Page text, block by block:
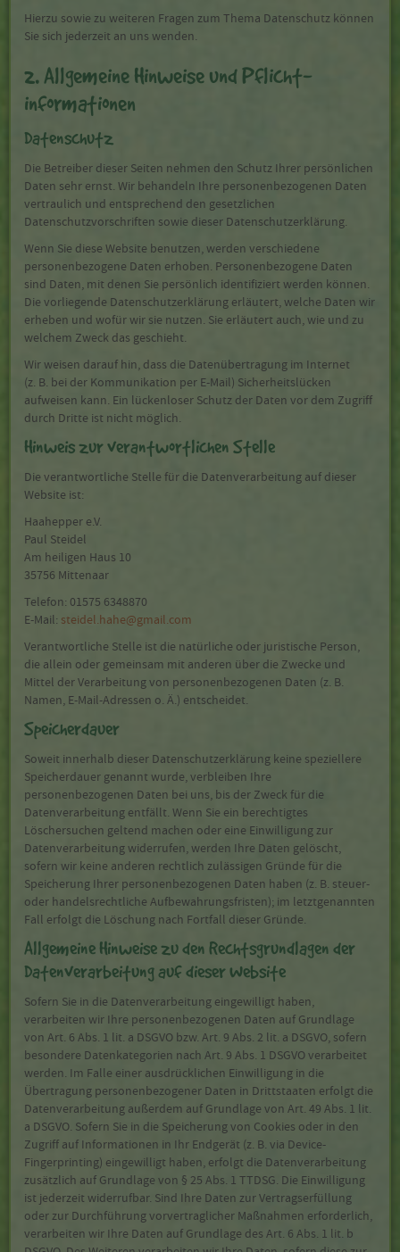
Hierzu sowie zu weiteren Fragen zum Thema Datenschutz können
Sie sich jederzeit an uns wenden.
2. Allgemeine Hinweise und Pflicht­
informationen
Datenschutz
Die Betreiber dieser Seiten nehmen den Schutz Ihrer persönlichen
Daten sehr ernst. Wir behandeln Ihre personenbezogenen Daten
vertraulich und entsprechend den gesetzlichen
Datenschutzvorschriften sowie dieser Datenschutzerklärung.
Wenn Sie diese Website benutzen, werden verschiedene
personenbezogene Daten erhoben. Personenbezogene Daten
sind Daten, mit denen Sie persönlich identifiziert werden können.
Die vorliegende Datenschutzerklärung erläutert, welche Daten wir
erheben und wofür wir sie nutzen. Sie erläutert auch, wie und zu
welchem Zweck das geschieht.
Wir weisen darauf hin, dass die Datenübertragung im Internet
(z. B. bei der Kommunikation per E-Mail) Sicherheitslücken
aufweisen kann. Ein lückenloser Schutz der Daten vor dem Zugriff
durch Dritte ist nicht möglich.
Hinweis zur verantwortlichen Stelle
Die verantwortliche Stelle für die Datenverarbeitung auf dieser
Website ist:
Haahepper e.V.
Paul Steidel
Am heiligen Haus 10
35756 Mittenaar
Telefon: 01575 6348870
E-Mail: steidel.hahe@gmail.com
Verantwortliche Stelle ist die natürliche oder juristische Person,
die allein oder gemeinsam mit anderen über die Zwecke und
Mittel der Verarbeitung von personenbezogenen Daten (z. B.
Namen, E-Mail-Adressen o. Ä.) entscheidet.
Speicherdauer
Soweit innerhalb dieser Datenschutzerklärung keine speziellere
Speicherdauer genannt wurde, verbleiben Ihre
personenbezogenen Daten bei uns, bis der Zweck für die
Datenverarbeitung entfällt. Wenn Sie ein berechtigtes
Löschersuchen geltend machen oder eine Einwilligung zur
Datenverarbeitung widerrufen, werden Ihre Daten gelöscht,
sofern wir keine anderen rechtlich zulässigen Gründe für die
Speicherung Ihrer personenbezogenen Daten haben (z. B. steuer-
oder handelsrechtliche Aufbewahrungsfristen); im letztgenannten
Fall erfolgt die Löschung nach Fortfall dieser Gründe.
Allgemeine Hinweise zu den Rechtsgrundlagen der
Datenverarbeitung auf dieser Website
Sofern Sie in die Datenverarbeitung eingewilligt haben,
verarbeiten wir Ihre personenbezogenen Daten auf Grundlage
von Art. 6 Abs. 1 lit. a DSGVO bzw. Art. 9 Abs. 2 lit. a DSGVO, sofern
besondere Datenkategorien nach Art. 9 Abs. 1 DSGVO verarbeitet
werden. Im Falle einer ausdrücklichen Einwilligung in die
Übertragung personenbezogener Daten in Drittstaaten erfolgt die
Datenverarbeitung außerdem auf Grundlage von Art. 49 Abs. 1 lit.
a DSGVO. Sofern Sie in die Speicherung von Cookies oder in den
Zugriff auf Informationen in Ihr Endgerät (z. B. via Device-
Fingerprinting) eingewilligt haben, erfolgt die Datenverarbeitung
zusätzlich auf Grundlage von § 25 Abs. 1 TTDSG. Die Einwilligung
ist jederzeit widerrufbar. Sind Ihre Daten zur Vertragserfüllung
oder zur Durchführung vorvertraglicher Maßnahmen erforderlich,
verarbeiten wir Ihre Daten auf Grundlage des Art. 6 Abs. 1 lit. b